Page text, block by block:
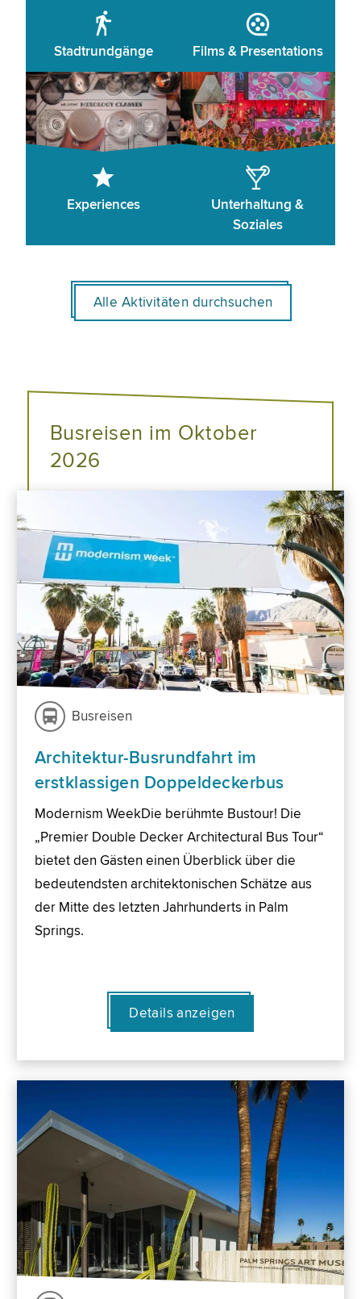
Stadtrundgänge Films & Presentations
Experiences
Unterhaltung &
Soziales
Alle Aktivitäten durchsuchen
Busreisen im Oktober
2026
Busreisen
Architektur-Busrundfahrt im
erstklassigen Doppeldeckerbus
Modernism WeekDie berühmte Bustour! Die
„Premier Double Decker Architectural Bus Tour“
bietet den Gästen einen Überblick über die
bedeutendsten architektonischen Schätze aus
der Mitte des letzten Jahrhunderts in Palm
Springs.
Details anzeigen